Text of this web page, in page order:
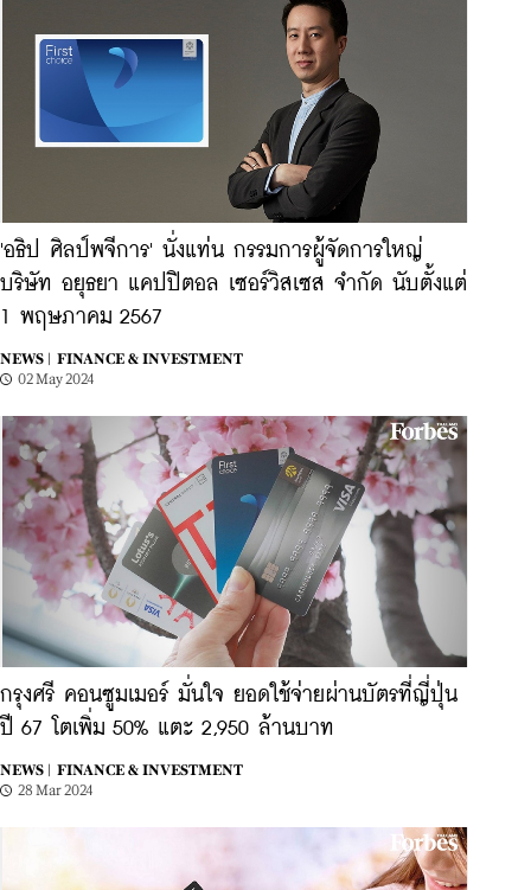
'อธิป ศิลป์พจีการ' นั่งแท่น กรรมการผู้จัดการใหญ่
บริษัท อยุธยา แคปปิตอล เซอร์วิสเซส จำกัด นับตั้งแต่
1 พฤษภาคม 2567
NEWS |
FINANCE & INVESTMENT
02 May 2024
กรุงศรี คอนซูมเมอร์ มั่นใจ ยอดใช้จ่ายผ่านบัตรที่ญี่ปุ่น
ปี 67 โตเพิ่ม 50% แตะ 2,950 ล้านบาท
NEWS |
FINANCE & INVESTMENT
28 Mar 2024